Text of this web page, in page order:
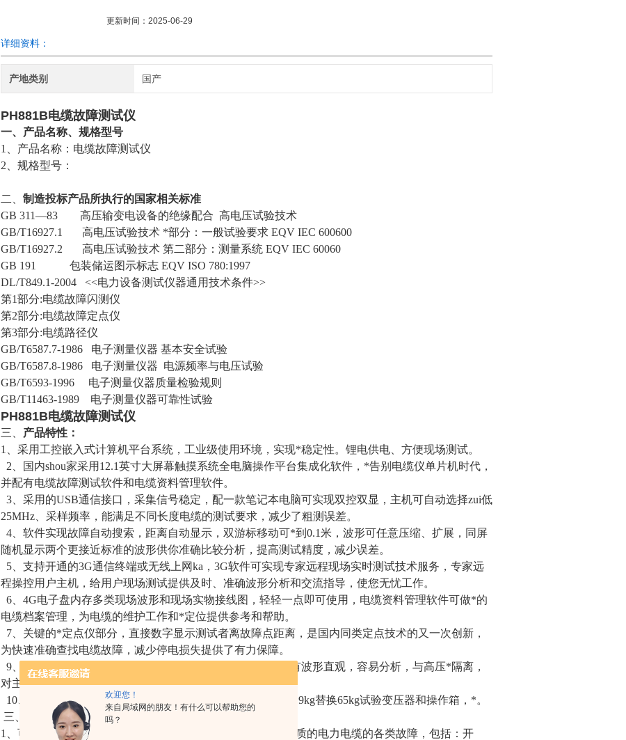
欢迎您！
来自局域网的朋友！有什么可以帮助您的
吗？
更新时间：2025-06-29
详细资料：
产地类别 国产
PH881B电缆故障测试仪
一、产品名称、规格型号
1、产品名称： 电缆故障测试仪
2、规格型号：
二、 制造投标产品所执行的国家相关标准
GB 311—83 高压输变电设备的绝缘配合 高电压试验技术
GB/T16927.1 高电压试验技术 *部分：一般试验要求 EQV IEC 600600
GB/T16927.2 高电压试验技术 第二部分：测量系统 EQV IEC 60060
GB 191 包装储运图示标志 EQV ISO 780:1997
DL/T849.1-2004 <<电力设备测试仪器通用技术条件>>
第1部分:电缆故障闪测仪
第2部分:电缆故障定点仪
第3部分:电缆路径仪
GB/T6587.7-1986 电子测量仪器 基本安全试验
GB/T6587.8-1986 电子测量仪器 电源频率与电压试验
GB/T6593-1996 电子测量仪器质量检验规则
GB/T11463-1989 电子测量仪器可靠性试验
PH881B电缆故障测试仪
三、 产品特性：
1、采用工控嵌入式计算机平台系统，工业级使用环境，实现*稳定性。锂电供电、方便现场测试。
2、国内shou家采用12.1英寸大屏幕触摸系统全电脑操作平台集成化软件，*告别电缆仪单片机时代，
并配有电缆故障测试软件和电缆资料管理软件。
3、采用的USB通信接口，采集信号稳定，配一款笔记本电脑可实现双控双显，主机可自动选择zui低
25MHz、采样频率，能满足不同长度电缆的测试要求，减少了粗测误差。
4、软件实现故障自动搜索，距离自动显示，双游标移动可*到0.1米，波形可任意压缩、扩展，同屏
随机显示两个更接近标准的波形供你准确比较分析，提高测试精度，减少误差。
5、支持开通的3G通信终端或无线上网ka，3G软件可实现专家远程现场实时测试技术服务，专家远
程操控用户主机，给用户现场测试提供及时、准确波形分析和交流指导，使您无忧工作。
6、4G电子盘内存多类现场波形和现场实物接线图，轻轻一点即可使用，电缆资料管理软件可做*的
电缆档案管理，为电缆的维护工作和*定位提供参考和帮助。
7、关键的*定点仪部分，直接数字显示测试者离故障点距离，是国内同类定点技术的又一次创新，
为快速准确查找电缆故障，减少停电损失提供了有力保障。
9、、研制智能组合式采样器，取代了烦琐的现场接线，具有波形直观，容易分析，与高压*隔离，
对主机、操作人员*安全的特点。
10、高压放电部分三种可供用户选择，国内*高频高压电源8.9kg替换65kg试验变压器和操作箱，*。
三、测试指标：
1、可测试各种不同电压等级、不同截面、不同介质及各种材质的电力电缆的各类故障，包括：开